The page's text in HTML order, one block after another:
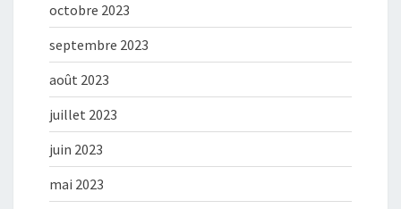
octobre 2023
septembre 2023
août 2023
juillet 2023
juin 2023
mai 2023